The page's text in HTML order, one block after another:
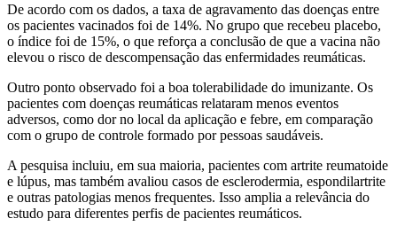
De acordo com os dados, a taxa de agravamento das doenças entre
os pacientes vacinados foi de 14%. No grupo que recebeu placebo,
o índice foi de 15%, o que reforça a conclusão de que a vacina não
elevou o risco de descompensação das enfermidades reumáticas.
Outro ponto observado foi a boa tolerabilidade do imunizante. Os
pacientes com doenças reumáticas relataram menos eventos
adversos, como dor no local da aplicação e febre, em comparação
com o grupo de controle formado por pessoas saudáveis.
A pesquisa incluiu, em sua maioria, pacientes com artrite reumatoide
e lúpus, mas também avaliou casos de esclerodermia, espondilartrite
e outras patologias menos frequentes. Isso amplia a relevância do
estudo para diferentes perfis de pacientes reumáticos.